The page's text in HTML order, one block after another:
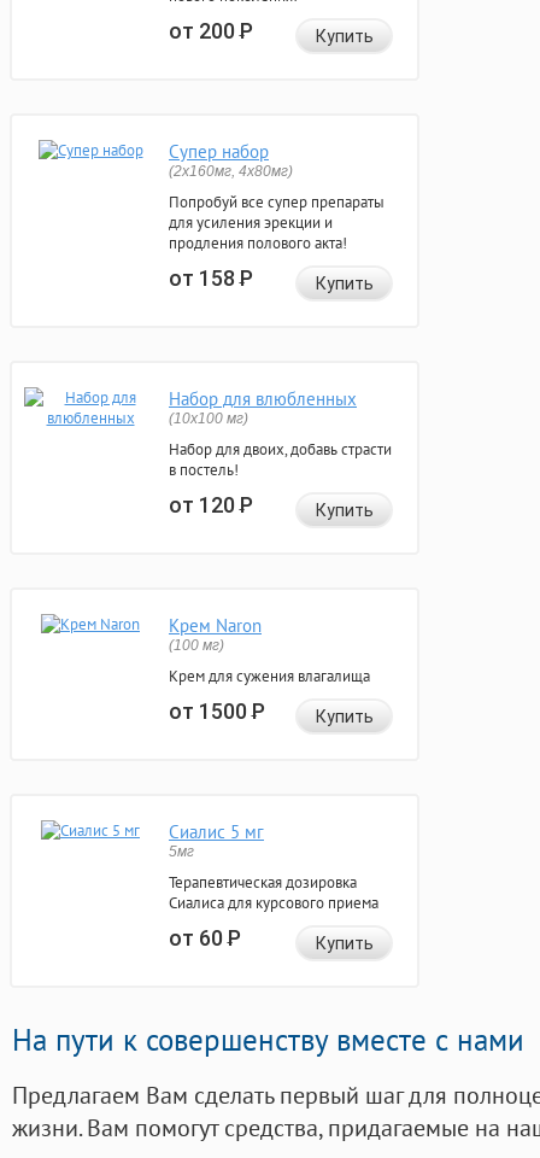
от 200Р Купить
Супер набор
(2х160мг, 4х80мг)
Попробуй все супер препараты
для усиления эрекции и
продления полового акта!
от 158Р Купить
Набор для влюбленных
(10х100 мг)
Набор для двоих, добавь страсти
в постель!
от 120Р Купить
Крем Naron
(100 мг)
Крем для сужения влагалища
от 1500Р Купить
Сиалис 5 мг
5мг
Терапевтическая дозировка
Сиалиса для курсового приема
от 60Р Купить
На пути к совершенству вместе с нами
Предлагаем Вам сделать первый шаг для
жизни. Вам помогут средства, придагаемые на